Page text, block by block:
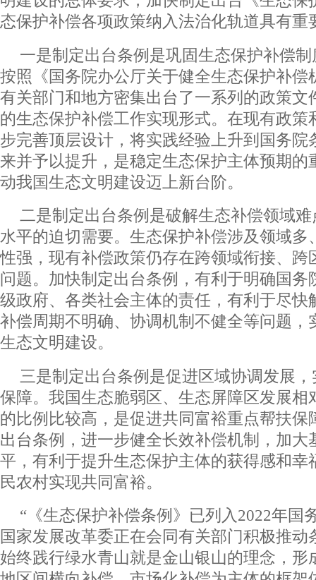
态保护补偿各项政策纳入法治化轨道具有重
一是制定出台条例是巩固生态保护补偿
按照《国务院办公厅关于健全生态保护补偿
有关部门和地方密集出台了一系列的政策文
的生态保护补偿工作实现形式。在现有政策
步完善顶层设计，将实践经验上升到国务院
来并予以提升，是稳定生态保护主体预期的
动我国生态文明建设迈上新台阶。
二是制定出台条例是破解生态补偿领域
水平的迫切需要。生态保护补偿涉及领域多
性强，现有补偿政策仍存在跨领域衔接、跨
问题。加快制定出台条例，有利于明确国务
级政府、各类社会主体的责任，有利于尽快
补偿周期不明确、协调机制不健全等问题，
生态文明建设。
三是制定出台条例是促进区域协调发展
保障。我国生态脆弱区、生态屏障区发展相
的比例比较高，是促进共同富裕重点帮扶保
出台条例，进一步健全长效补偿机制，加大
平，有利于提升生态保护主体的获得感和幸
民农村实现共同富裕。
“《生态保护补偿条例》已列入2022年国
国家发展改革委正在会同有关部门积极推动
始终践行绿水青山就是金山银山的理念，形